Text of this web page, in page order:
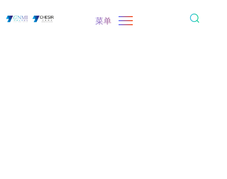
菜单